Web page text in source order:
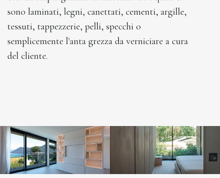
sono laminati, legni, canettati, cementi, argille,
tessuti, tappezzerie, pelli, specchi o
semplicemente l'anta grezza da verniciare a cura
del cliente.